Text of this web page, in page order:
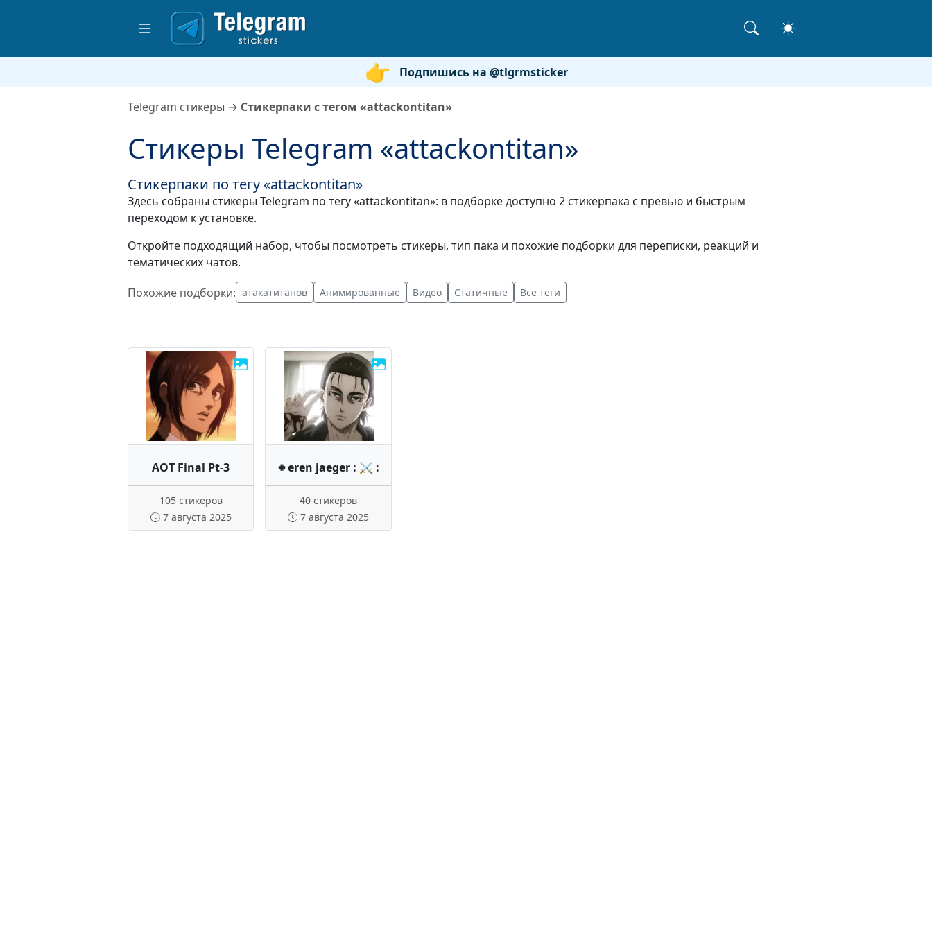
Подпишись на @tlgrmsticker
Telegram стикеры → Стикерпаки с тегом «attackontitan»
Стикеры Telegram «attackontitan»
Стикерпаки по тегу «attackontitan»
Здесь собраны стикеры Telegram по тегу «attackontitan»: в подборке доступно 2 стикерпака с превью и быстрым
переходом к установке.
Откройте подходящий набор, чтобы посмотреть стикеры, тип пака и похожие подборки для переписки, реакций и
тематических чатов.
Похожие подборки: атакатитанов Анимированные Видео Статичные Все теги
AOT Final Pt-3
105 стикеров
7 августа 2025
𖥻 eren jaeger : ⚔ :
40 стикеров
7 августа 2025